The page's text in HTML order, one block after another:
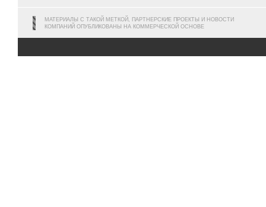
МАТЕРИАЛЫ С ТАКОЙ МЕТКОЙ, ПАРТНЕРСКИЕ ПРОЕКТЫ И НОВОСТИ
КОМПАНИЙ ОПУБЛИКОВАНЫ НА КОММЕРЧЕСКОЙ ОСНОВЕ